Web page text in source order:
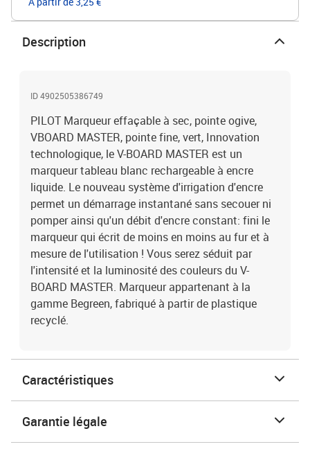
Description
ID 4902505386749
PILOT Marqueur effaçable à sec, pointe ogive,
VBOARD MASTER, pointe fine, vert, Innovation
technologique, le V-BOARD MASTER est un
marqueur tableau blanc rechargeable à encre
liquide. Le nouveau système d'irrigation d'encre
permet un démarrage instantané sans secouer ni
pomper ainsi qu'un débit d'encre constant: fini le
marqueur qui écrit de moins en moins au fur et à
mesure de l'utilisation ! Vous serez séduit par
l'intensité et la luminosité des couleurs du V-
BOARD MASTER. Marqueur appartenant à la
gamme Begreen, fabriqué à partir de plastique
recyclé.
Caractéristiques
Garantie légale